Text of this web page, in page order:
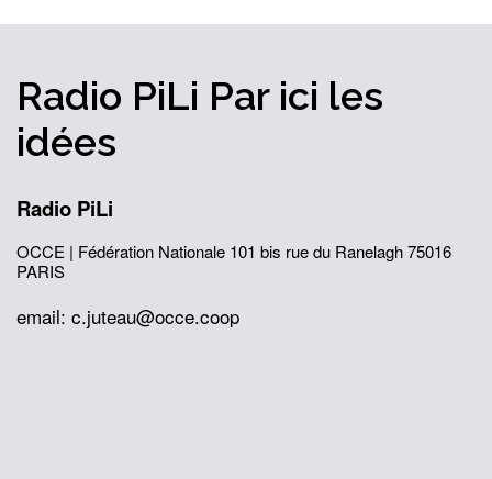
Radio PiLi Par ici les
idées
Radio PiLi
OCCE | Fédération Nationale 101 bis rue du Ranelagh75016
PARIS
email: c.juteau@occe.coop